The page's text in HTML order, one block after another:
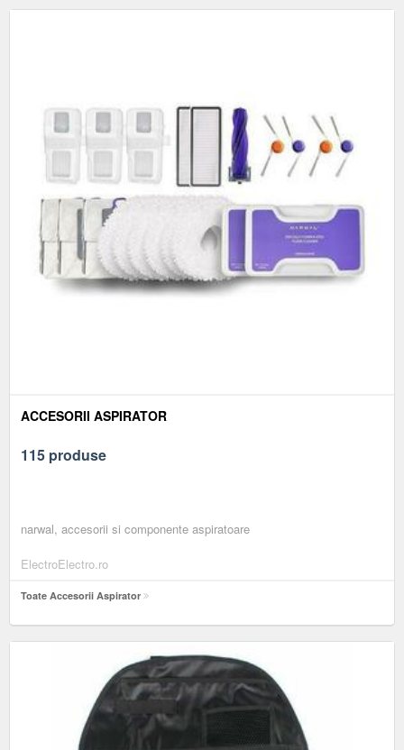
ACCESORII ASPIRATOR
115 produse
narwal, accesorii si componente aspiratoare
ElectroElectro.ro
Toate Accesorii Aspirator